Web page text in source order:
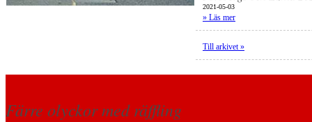
2021-05-03
» Läs mer
Till arkivet »
Färre olyckor med räffling